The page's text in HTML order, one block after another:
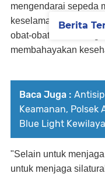
mengendarai sepeda
keselamatan, jangan
obat-obatan terlarang
membahayakan
Baca Juga :
Keamanan, Polsek
Blue Light
"Selain untuk
untuk menjaga
Berita